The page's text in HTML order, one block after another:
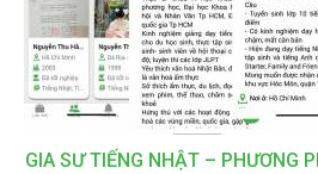
GIA SƯ TIẾNG NHẬT – PHƯƠNG